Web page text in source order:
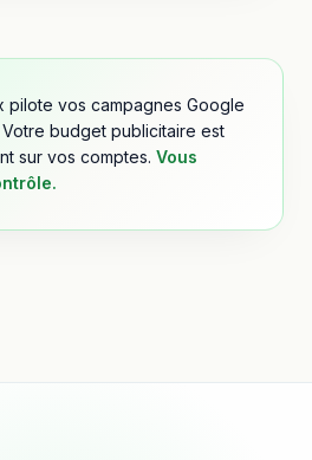
pilote vos campagnes Google
budget publicitaire est
sur vos comptes. Vous